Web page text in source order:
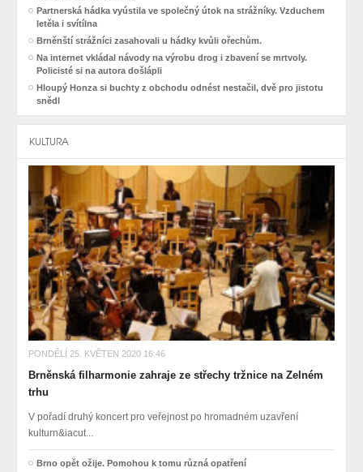
Partnerská hádka vyústila ve společný útok na strážníky. Vzduchem
letěla i svítílna
Brněnští strážníci zasahovali u hádky kvůli ořechům.
Na internet vkládal návody na výrobu drog i zbavení se mrtvoly.
Policisté si na autora došlápli
Hloupý Honza si buchty z obchodu odnést nestačil, dvě pro jistotu
snědl
KULTURA
PONDĚLÍ 25. KVĚTEN 2020 16:46
Brněnská filharmonie zahraje ze střechy tržnice na Zelném
trhu
V pořadí druhý koncert pro veřejnost po hromadném uzavření
kulturn&iacut...
Brno opět ožije. Pomohou k tomu různá opatření